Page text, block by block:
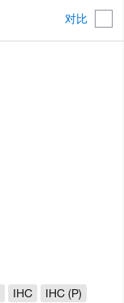
对比
IHC
IHC (P)